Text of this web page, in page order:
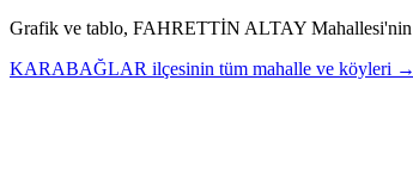
Grafik ve tablo, FAHRETTİN ALTAY Mahallesi'nin
KARABAĞLAR ilçesinin tüm mahalle ve köyleri →